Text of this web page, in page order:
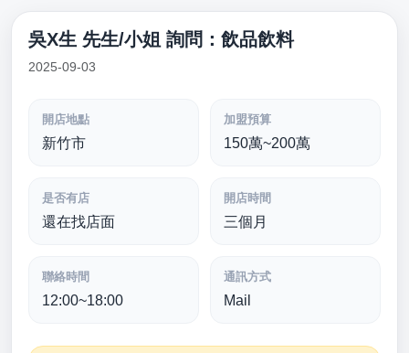
吳X生 先生/小姐 詢問：飲品飲料
2025-09-03
開店地點
新竹市
加盟預算
150萬~200萬
是否有店
還在找店面
開店時間
三個月
聯絡時間
12:00~18:00
通訊方式
Mail